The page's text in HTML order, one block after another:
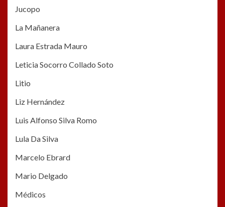
Jucopo
La Mañanera
Laura Estrada Mauro
Leticia Socorro Collado Soto
Litio
Liz Hernández
Luis Alfonso Silva Romo
Lula Da Silva
Marcelo Ebrard
Mario Delgado
Médicos